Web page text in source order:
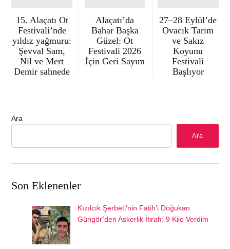
15. Alaçatı Ot
Festivali’nde
yıldız yağmuru:
Şevval Sam,
Nil ve Mert
Demir sahnede
Alaçatı’da
Bahar Başka
Güzel: Ot
Festivali 2026
İçin Geri Sayım
27–28 Eylül’de
Ovacık Tarım
ve Sakız
Koyunu
Festivali
Başlıyor
Ara
Ara
Son Eklenenler
Kızılcık Şerbeti’nin Fatih’i Doğukan
Güngör’den Askerlik İtirafı: 9 Kilo Verdim